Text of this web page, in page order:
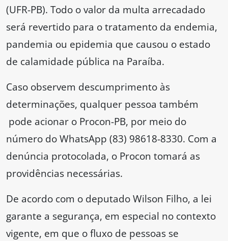
(UFR-PB). Todo o valor da multa arrecadado
será revertido para o tratamento da endemia,
pandemia ou epidemia que causou o estado
de calamidade pública na Paraíba.
Caso observem descumprimento às
determinações, qualquer pessoa também
pode acionar o Procon-PB, por meio do
número do WhatsApp (83) 98618-8330. Com a
denúncia protocolada, o Procon tomará as
providências necessárias.
De acordo com o deputado Wilson Filho, a lei
garante a segurança, em especial no contexto
vigente, em que o fluxo de pessoas se